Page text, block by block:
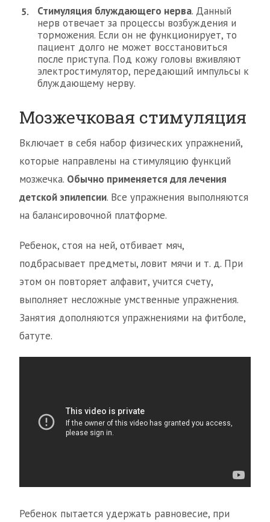
Стимуляция блуждающего нерва. Данный
нерв отвечает за процессы возбуждения и
торможения. Если он не функционирует, то
пациент долго не может восстановиться
после приступа. Под кожу головы вживляют
электростимулятор, передающий импульсы к
блуждающему нерву.
Мозжечковая стимуляция
Включает в себя набор физических упражнений,
которые направлены на стимуляцию функций
мозжечка. Обычно применяется для лечения
детской эпилепсии. Все упражнения выполняются
на балансировочной платформе.
Ребенок, стоя на ней, отбивает мяч,
подбрасывает предметы, ловит мячи и т. д. При
этом он повторяет алфавит, учится счету,
выполняет несложные умственные упражнения.
Занятия дополняются упражнениями на фитболе,
батуте.
Ребенок пытается удержать равновесие, при